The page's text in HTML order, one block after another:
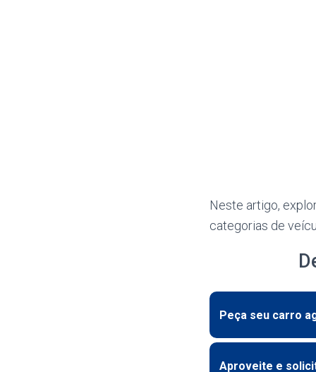
Neste artigo,
categorias de
Peça seu carro
Aproveite e